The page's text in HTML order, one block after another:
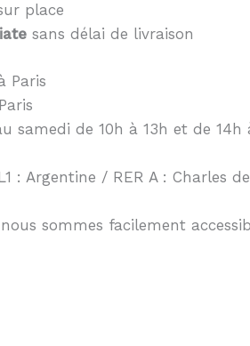
place
sans délai de livraison
Paris
samedi de 10h à 13h et de 14h
: Argentine / RER A : Charles
sommes facilement